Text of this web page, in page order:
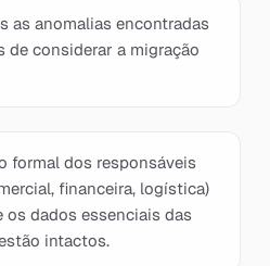
as anomalias encontradas
de considerar a migração
formal dos responsáveis
financeira, logística)
os dados essenciais das
intactos.